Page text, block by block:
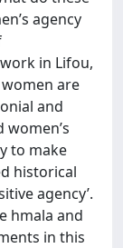
agency
in Lifou,
are
and
to make
historical
agency’.
hmala and
in this